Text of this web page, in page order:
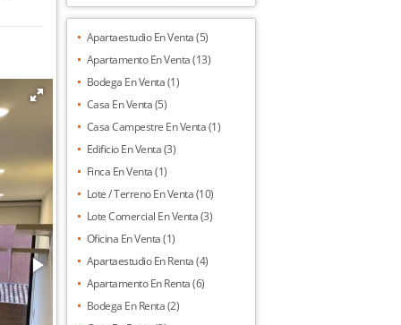
Apartaestudio En Venta (5)
Apartamento En Venta (13)
Bodega En Venta (1)
Casa En Venta (5)
Casa Campestre En Venta (1)
Edificio En Venta (3)
Finca En Venta (1)
Lote / Terreno En Venta (10)
Lote Comercial En Venta (3)
Oficina En Venta (1)
Apartaestudio En Renta (4)
Apartamento En Renta (6)
Bodega En Renta (2)